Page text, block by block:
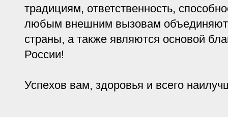
традициям, ответственность,
любым внешним вызовам
страны, а также являются основой
России!
Успехов вам, здоровья и всего